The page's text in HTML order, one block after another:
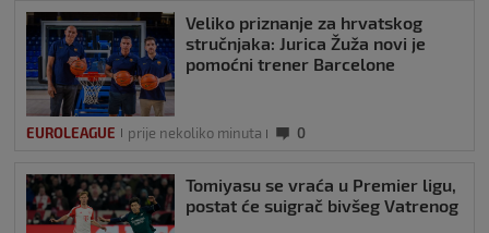
Veliko priznanje za hrvatskog
stručnjaka: Jurica Žuža novi je
pomoćni trener Barcelone
EUROLEAGUE prije nekoliko minuta 0
Tomiyasu se vraća u Premier ligu,
postat će suigrač bivšeg Vatrenog